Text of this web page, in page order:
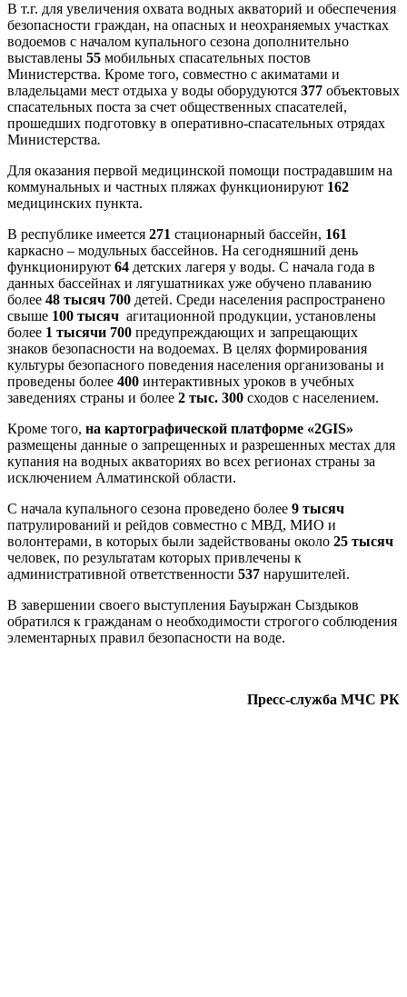
В т.г. для увеличения охвата водных акваторий и обеспечения
безопасности граждан, на опасных и неохраняемых участках
водоемов с началом купального сезона дополнительно
выставлены 55 мобильных спасательных постов
Министерства. Кроме того, совместно с акиматами и
владельцами мест отдыха у воды оборудуются 377 объектовых
спасательных поста за счет общественных спасателей,
прошедших подготовку в оперативно-спасательных отрядах
Министерства.
Для оказания первой медицинской помощи пострадавшим на
коммунальных и частных пляжах функционируют 162
медицинских пункта.
В республике имеется 271 стационарный бассейн, 161
каркасно – модульных бассейнов. На сегодняшний день
функционируют 64 детских лагеря у воды. С начала года в
данных бассейнах и лягушатниках уже обучено плаванию
более 48 тысяч 700 детей. Среди населения распространено
свыше 100 тысяч агитационной продукции, установлены
более 1 тысячи 700 предупреждающих и запрещающих
знаков безопасности на водоемах. В целях формирования
культуры безопасного поведения населения организованы и
проведены более 400 интерактивных уроков в учебных
заведениях страны и более 2 тыс. 300 сходов с населением.
Кроме того, на картографической платформе «2GIS»
размещены данные о запрещенных и разрешенных местах для
купания на водных акваториях во всех регионах страны за
исключением Алматинской области.
С начала купального сезона проведено более 9 тысяч
патрулирований и рейдов совместно с МВД, МИО и
волонтерами, в которых были задействованы около 25 тысяч
человек, по результатам которых привлечены к
административной ответственности 537 нарушителей.
В завершении своего выступления Бауыржан Сыздыков
обратился к гражданам о необходимости строгого соблюдения
элементарных правил безопасности на воде.
Пресс-служба МЧС РК